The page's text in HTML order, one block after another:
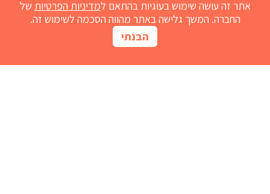
אתר זה עושה שימוש בעוגיות בהתאם למדיניות הפרטיות של
החברה. המשך גלישה באתר מהווה הסכמה לשימוש זה.
הבנתי